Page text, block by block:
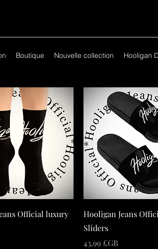
Boutique Nouvelle collection Hooligan
Official luxury
Hooligan Jeans
Sliders
Prix
43,99 £GB